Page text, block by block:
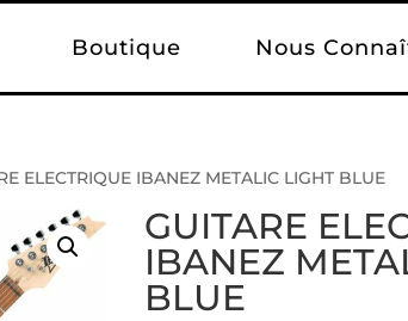
Boutique Nous
ELECTRIQUE IBANEZ METALIC LIGHT BLUE
GUITARE
IBANEZ
BLUE